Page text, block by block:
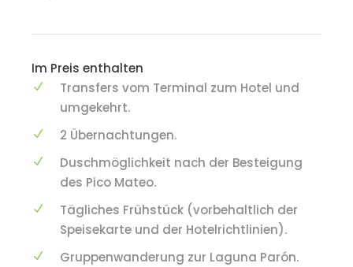
Im Preis enthalten
Transfers vom Terminal zum Hotel und
umgekehrt.
2 Übernachtungen.
Duschmöglichkeit nach der Besteigung
des Pico Mateo.
Tägliches Frühstück (vorbehaltlich der
Speisekarte und der Hotelrichtlinien).
Gruppenwanderung zur Laguna Parón.